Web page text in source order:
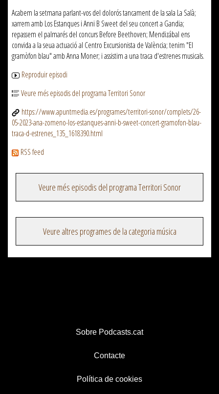
Acabem la setmana parlant-vos del dolorós tancament de la sala La Salà;
xarrem amb Los Estanques i Anni B Sweet del seu concert a Gandia;
repassem el palmarés del concurs Before Beethoven; Mendizábal ens
convida a la seua actuació al Centro Excursionista de València; tenim "El
gramòfon blau" amb Anna Moner; i assistim a una traca d'estrenes musicals.
Reproduir episodi
Veure més episodis del programa Territori Sonor
https://www.apuntmedia.es/programes/territori-sonor/complets/26-
05-2023-ana-zomeno-los-estanques-anni-b-sweet-concert-gramofon-blau-
traca-d-estrenes_135_1618390.html
RSS feed
Veure més episodis del programa Territori Sonor
Veure altres programes de la categoria música
Sobre Podcasts.cat
Contacte
Política de cookies